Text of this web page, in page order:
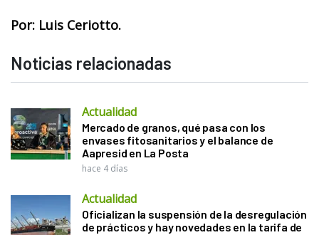
Por: Luis Ceriotto.
Noticias relacionadas
Actualidad
Mercado de granos, qué pasa con los
envases fitosanitarios y el balance de
Aapresid en La Posta
hace 4 días
Actualidad
Oficializan la suspensión de la desregulación
de prácticos y hay novedades en la tarifa de